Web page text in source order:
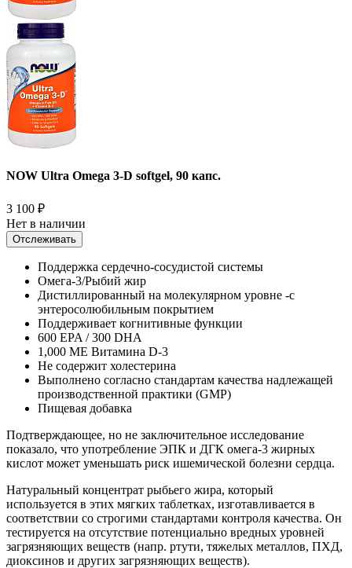
NOW Ultra Omega 3-D softgel, 90 капс.
3 100 ₽
Нет в наличии
Отслеживать
Поддержка сердечно-сосудистой системы
Омега-3/Рыбий жир
Дистиллированный на молекулярном уровне -с
энтеросолюбильным покрытием
Поддерживает когнитивные функции
600 EPA / 300 DHA
1,000 МЕ Витамина D-3
Не содержит холестерина
Выполнено согласно стандартам качества надлежащей
производственной практики (GMP)
Пищевая добавка
Подтверждающее, но не заключительное исследование
показало, что употребление ЭПК и ДГК омега-3 жирных
кислот может уменьшать риск ишемической болезни сердца.
Натуральный концентрат рыбьего жира, который
используется в этих мягких таблетках, изготавливается в
соответствии со строгими стандартами контроля качества. Он
тестируется на отсутствие потенциально вредных уровней
загрязняющих веществ (напр. ртути, тяжелых металлов, ПХД,
диоксинов и других загрязняющих веществ).